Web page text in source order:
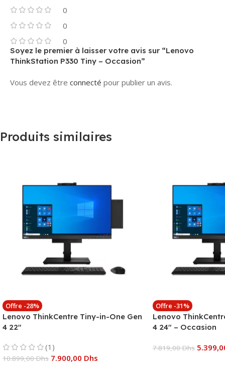
0
0
0
Soyez le premier à laisser votre avis sur “Lenovo
ThinkStation P330 Tiny – Occasion”
Vous devez être connecté pour publier un avis.
Produits similaires
Offre -28%
Lenovo ThinkCentre Tiny-in-One Gen
4 22″
(1)
10.899,00Dhs 7.900,00 Dhs
Offre -31%
Lenovo
4 24″ – Occasion
7.819,00Dhs